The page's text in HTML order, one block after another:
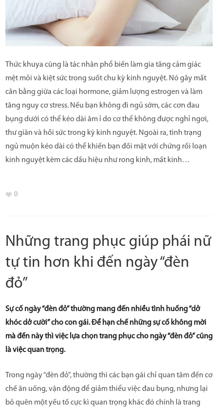
Thức khuya cũng là tác nhân phổ biến làm gia tăng cảm giác
mệt mỏi và kiệt sức trong suốt chu kỳ kinh nguyệt. Nó gây mất
cân bằng giữa các loại hormone, giảm lượng estrogen và làm
tăng nguy cơ stress. Nếu bạn không đi ngủ sớm, các cơn đau
bụng dưới có thể kéo dài âm ỉ do cơ thể không được nghỉ ngơi,
thư giãn và hồi sức trong kỳ kinh nguyệt. Ngoài ra, tình trạng
ngủ muộn kéo dài có thể khiến bạn đối mặt với chứng rối loạn
kinh nguyệt kèm các dấu hiệu như rong kinh, mất kinh…
0
Những trang phục giúp phái nữ
tự tin hơn khi đến ngày “đèn
đỏ”
Sự cố ngày “đèn đỏ” thường mang đến nhiều tình huống “dở
khóc dở cười” cho con gái. Để hạn chế những sự cố không mời
mà đến này thì việc lựa chọn trang phục cho ngày “đèn đỏ” cũng
là việc quan trọng.
Trong ngày “đèn đỏ”, thường thì các bạn gái chỉ quan tâm đến cơ
chế ăn uống, vận động để giảm thiểu việc đau bụng, nhưng lại
bỏ quên một yếu tố cực kì quan trọng khác đó chính là trang